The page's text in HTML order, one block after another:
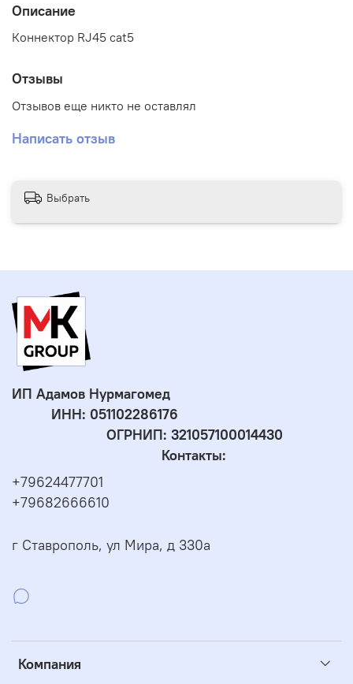
Описание
Коннектор RJ45 cat5
Отзывы
Отзывов еще никто не оставлял
Написать отзыв
Выбрать
Компания
ИП Адамов Нурмагомед
ИНН: 051102286176
ОГРНИП: 321057100014430
Контакты:
+79624477701
+79682666610
г Ставрополь, ул Мира, д 330а